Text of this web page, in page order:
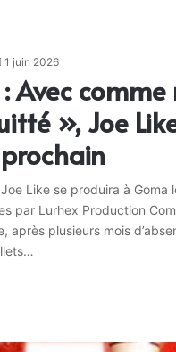
1 juin 2026
Avec
», Joe
Joe Like se produira à
par Lurhex Production
après plusieurs mois